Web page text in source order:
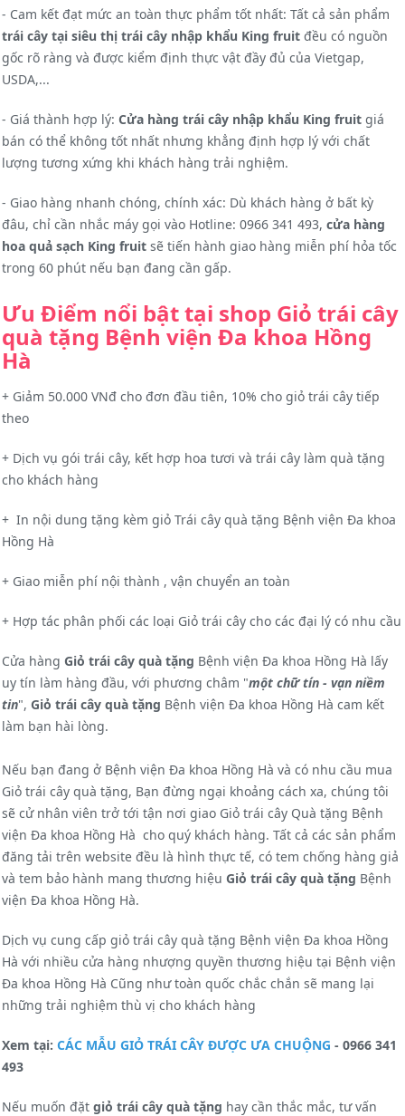
- Cam kết đạt mức an toàn thực phẩm tốt nhất: Tất cả sản phẩm
trái cây tại siêu thị trái cây nhập khẩu King fruit đều có nguồn
gốc rõ ràng và được kiểm định thực vật đầy đủ của Vietgap,
USDA,...
- Giá thành hợp lý: Cửa hàng trái cây nhập khẩu King fruit giá
bán có thể không tốt nhất nhưng khẳng định hợp lý với chất
lượng tương xứng khi khách hàng trải nghiệm.
- Giao hàng nhanh chóng, chính xác: Dù khách hàng ở bất kỳ
đâu, chỉ cần nhắc máy gọi vào Hotline: 0966 341 493, cửa hàng
hoa quả sạch King fruit sẽ tiến hành giao hàng miễn phí hỏa tốc
trong 60 phút nếu bạn đang cần gấp.
Ưu Điểm nổi bật tại shop Giỏ trái cây
quà tặng Bệnh viện Đa khoa Hồng
Hà
+ Giảm 50.000 VNđ cho đơn đầu tiên, 10% cho giỏ trái cây tiếp
theo
+ Dịch vụ gói trái cây, kết hợp hoa tươi và trái cây làm quà tặng
cho khách hàng
+ In nội dung tặng kèm giỏ Trái cây quà tặng Bệnh viện Đa khoa
Hồng Hà
+ Giao miễn phí nội thành , vận chuyển an toàn
+ Hợp tác phân phối các loại Giỏ trái cây cho các đại lý có nhu cầu
Cửa hàng Giỏ trái cây quà tặng Bệnh viện Đa khoa Hồng Hà lấy
uy tín làm hàng đầu, với phương châm "một chữ tín - vạn niềm
tin", Giỏ trái cây quà tặng Bệnh viện Đa khoa Hồng Hà cam kết
làm bạn hài lòng.
Nếu bạn đang ở Bệnh viện Đa khoa Hồng Hà và có nhu cầu mua
Giỏ trái cây quà tặng, Bạn đừng ngại khoảng cách xa, chúng tôi
sẽ cử nhân viên trở tới tận nơi giao Giỏ trái cây Quà tặng Bệnh
viện Đa khoa Hồng Hà cho quý khách hàng. Tất cả các sản phẩm
đăng tải trên website đều là hình thực tế, có tem chống hàng giả
và tem bảo hành mang thương hiệu Giỏ trái cây quà tặng Bệnh
viện Đa khoa Hồng Hà.
Dịch vụ cung cấp giỏ trái cây quà tặng Bệnh viện Đa khoa Hồng
Hà với nhiều cửa hàng nhượng quyền thương hiệu tại Bệnh viện
Đa khoa Hồng Hà Cũng như toàn quốc chắc chắn sẽ mang lại
những trải nghiệm thù vị cho khách hàng
Xem tại: CÁC MẪU GIỎ TRÁI CÂY ĐƯỢC ƯA CHUỘNG - 0966 341
493
Nếu muốn đặt giỏ trái cây quà tặng hay cần thắc mắc, tư vấn